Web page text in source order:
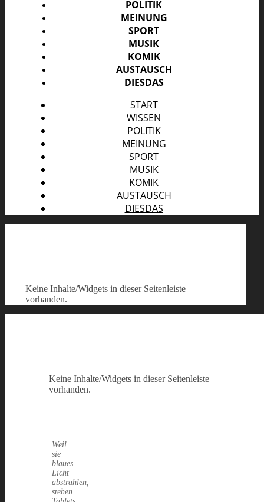
POLITIK
MEINUNG
SPORT
MUSIK
KOMIK
AUSTAUSCH
DIESDAS
START
WISSEN
POLITIK
MEINUNG
SPORT
MUSIK
KOMIK
AUSTAUSCH
DIESDAS
Keine Inhalte/Widgets in dieser Seitenleiste
vorhanden.
Keine Inhalte/Widgets in dieser Seitenleiste
vorhanden.
Weil
sie
blaues
Licht
abstrahlen,
stehen